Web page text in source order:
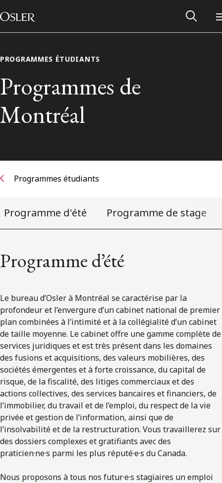
Passer au contenu
Main Navigation
Réseau des anciens d’Osler
Contactez-nous
ENGLISH
S’abonner aux articles Osler
PROGRAMMES ÉTUDIANTS
Programmes de
Montréal
Programmes étudiants
Programme d'été Programme de stage
Programme d’été
Le bureau d’Osler à Montréal se caractérise par la
profondeur et l’envergure d’un cabinet national de premier
plan combinées à l’intimité et à la collégialité d’un cabinet
de taille moyenne. Le cabinet offre une gamme complète de
services juridiques et est très présent dans les domaines
des fusions et acquisitions, des valeurs mobilières, des
sociétés émergentes et à forte croissance, du capital de
risque, de la fiscalité, des litiges commerciaux et des
actions collectives, des services bancaires et financiers, de
l’immobilier, du travail et de l’emploi, du respect de la vie
privée et gestion de l’information, ainsi que de
l’insolvabilité et de la restructuration. Vous travaillerez sur
des dossiers complexes et gratifiants avec des
praticien·ne·s parmi les plus réputé·e·s du Canada.
Nous proposons à tous nos futur·e·s stagiaires un emploi